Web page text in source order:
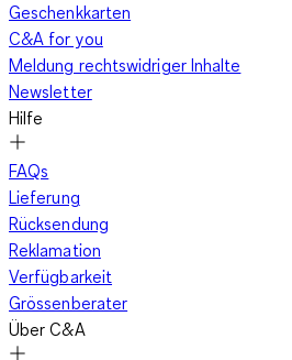
Geschenkkarten
C&A for you
Meldung rechtswidriger Inhalte
Newsletter
Hilfe
FAQs
Lieferung
Rücksendung
Reklamation
Verfügbarkeit
Grössenberater
Über C&A